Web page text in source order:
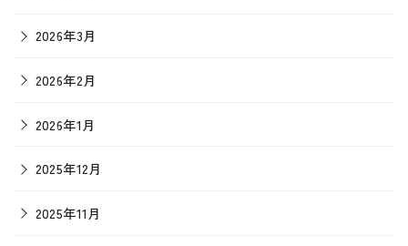
2026年3月
2026年2月
2026年1月
2025年12月
2025年11月